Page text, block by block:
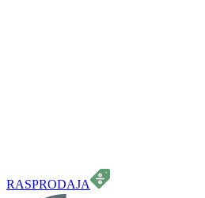
RASPRODAJA